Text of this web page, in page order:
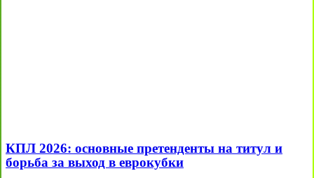
КПЛ 2026: основные претенденты на титул и
борьба за выход в еврокубки